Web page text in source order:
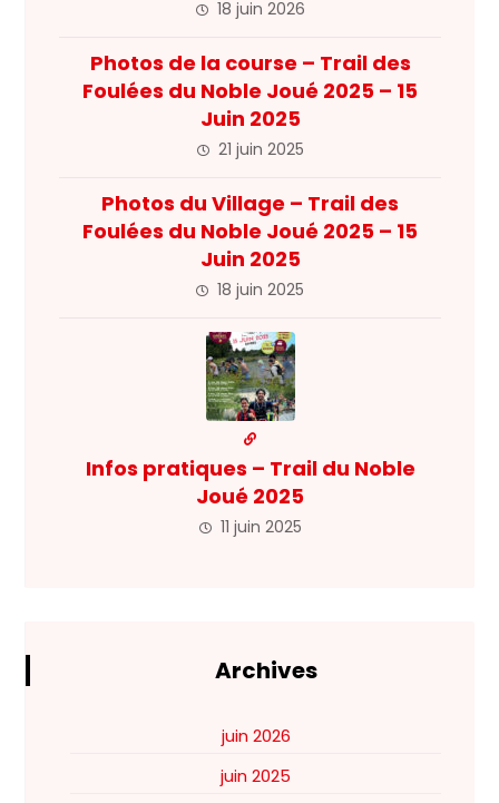
18 juin 2026
Photos de la course – Trail des
Foulées du Noble Joué 2025 – 15
Juin 2025
21 juin 2025
Photos du Village – Trail des
Foulées du Noble Joué 2025 – 15
Juin 2025
18 juin 2025
Infos pratiques – Trail du Noble
Joué 2025
11 juin 2025
Archives
juin 2026
juin 2025